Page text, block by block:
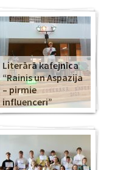
Literārā kafejnīca
“Rainis un Aspazija
– pirmie
influenceri”